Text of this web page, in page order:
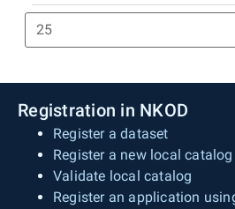
realitním oboru.
Registration in NKOD
Register a dataset
Register a new local catalog
Validate local catalog
Register an application